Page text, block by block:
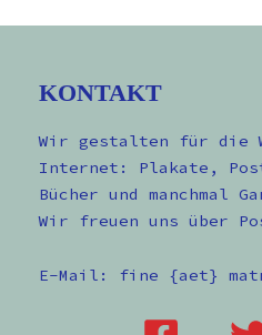
KONTAKT
Wir gestalten für die
Internet: Plakate,
Bücher und manchmal
Wir freuen uns über
E-Mail: fine {aet}